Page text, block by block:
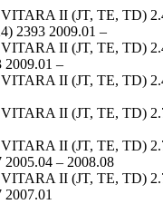
II (JT, TE, TD)
2393 2009.01 –
II (JT, TE, TD)
2009.01 –
II (JT, TE, TD)
II (JT, TE, TD)
II (JT, TE, TD)
2005.04 – 2008.08
II (JT, TE, TD)